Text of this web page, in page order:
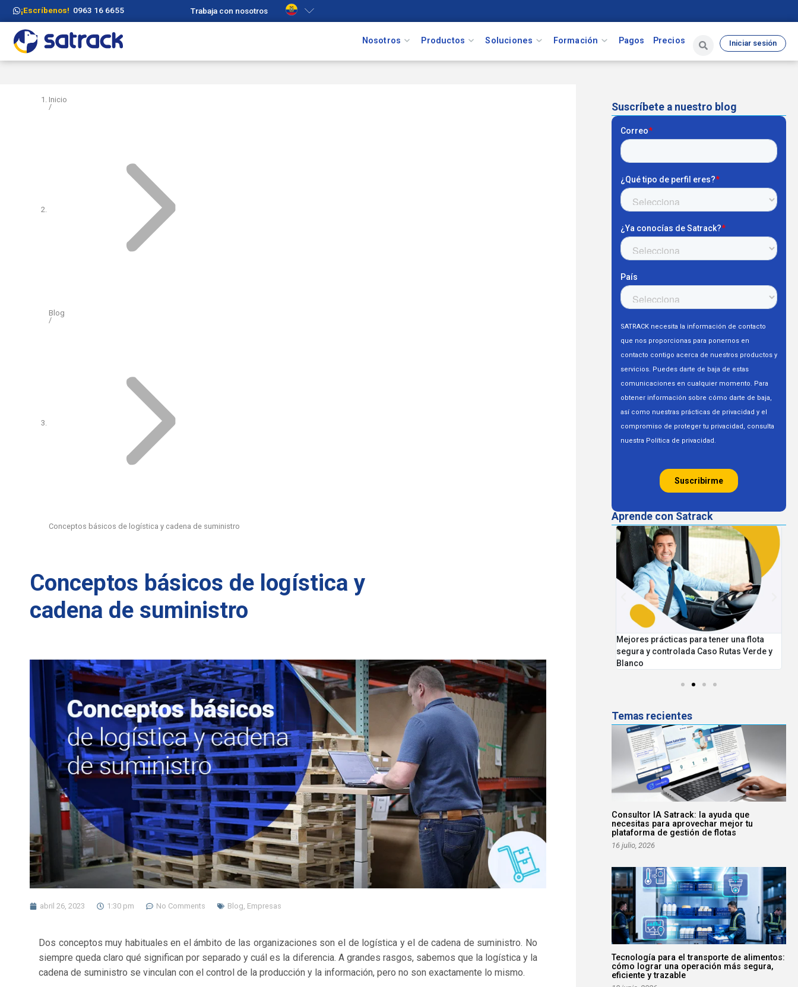
¡Escríbenos! 0963 16 6655 Trabaja con nosotros
Nosotros Productos Soluciones Formación Pagos Precios Iniciar sesión
Inicio
Blog
Conceptos básicos de logística y cadena de suministro
Conceptos básicos de logística y
cadena de suministro
abril 26, 2023 1:30 pm No Comments Blog, Empresas
Dos conceptos muy habituales en el ámbito de las organizaciones son el de logística y el de cadena de suministro. No
siempre queda claro qué significan por separado y cuál es la diferencia. A grandes rasgos, sabemos que la logística y la
cadena de suministro se vinculan con el control de la producción y la información, pero no son exactamente lo mismo.
Suscríbete a nuestro blog
Aprende con Satrack
Mejores prácticas para tener una flota
segura y controlada Caso Rutas Verde y
Blanco
Temas recientes
Consultor IA Satrack: la ayuda que
necesitas para aprovechar mejor tu
plataforma de gestión de flotas
16 julio, 2026
Tecnología para el transporte de alimentos:
cómo lograr una operación más segura,
eficiente y trazable